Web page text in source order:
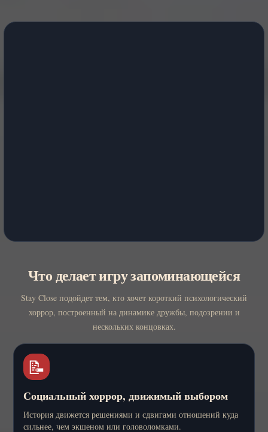
Что делает игру запоминающейся
Stay Close подойдет тем, кто хочет короткий психологический
хоррор, построенный на динамике дружбы, подозрении и
нескольких концовках.
📝
Социальный хоррор, движимый выбором
История движется решениями и сдвигами отношений куда
сильнее, чем экшеном или головоломками.